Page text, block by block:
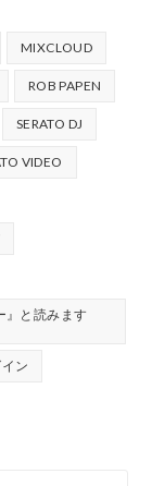
MIXCLOUD
ROB PAPEN
SERATO DJ
VIDEO
』と読みます
ン